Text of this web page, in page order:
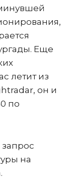
Еще
летит из
он и
по
на